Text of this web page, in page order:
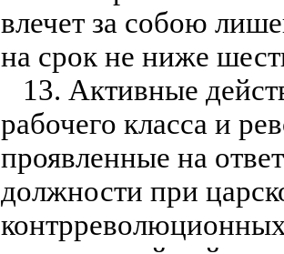
влечет за собою
на срок не ниже
13. Активные
рабочего класса и
проявленные на
должности при